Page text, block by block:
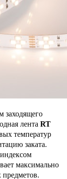
заходящего
лента RT
температур
заката.
максимально